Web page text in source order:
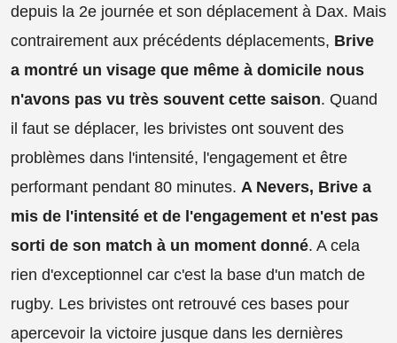
depuis la 2e journée et son déplacement à Dax. Mais
contrairement aux précédents déplacements, Brive
a montré un visage que même à domicile nous
n'avons pas vu très souvent cette saison. Quand
il faut se déplacer, les brivistes ont souvent des
problèmes dans l'intensité, l'engagement et être
performant pendant 80 minutes. A Nevers, Brive a
mis de l'intensité et de l'engagement et n'est pas
sorti de son match à un moment donné. A cela
rien d'exceptionnel car c'est la base d'un match de
rugby. Les brivistes ont retrouvé ces bases pour
apercevoir la victoire jusque dans les dernières